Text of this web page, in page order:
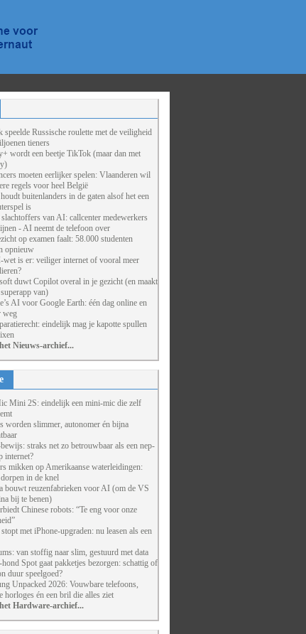
speelde Russische roulette met de veiligheid
tieners
wordt een beetje TikTok (maar dan met
moeten eerlijker spelen: Vlaanderen wil
regels voor heel België
buitenlanders in de gaten alsof het een
is
slachtoffers van AI: callcenter medewerkers
- AI neemt de telefoon over
op examen faalt: 58.000 studenten
opnieuw
is er: veiliger internet of vooral meer
duwt Copilot overal in je gezicht (en maakt
van)
AI voor Google Earth: één dag online en
weg
eindelijk mag je kapotte spullen
Nieuws-archief...
Mini 2S: eindelijk een mini-mic die zelf
worden slimmer, autonomer én bijna
straks net zo betrouwbaar als een nep-
internet?
mikken op Amerikaanse waterleidingen:
in de knel
bouwt reuzenfabrieken voor AI (om de VS
bij te benen)
Chinese robots: “Te eng voor onze
met iPhone-upgraden: nu leasen als een
van stoffig naar slim, gestuurd met data
Spot gaat pakketjes bezorgen: schattig of
duur speelgoed?
Unpacked 2026: Vouwbare telefoons,
horloges én een bril die alles ziet
Hardware-archief...